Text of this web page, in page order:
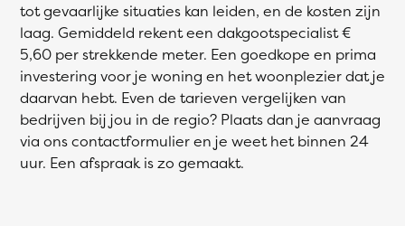
tot gevaarlijke situaties kan leiden, en de kosten zijn
laag. Gemiddeld rekent een dakgootspecialist €
5,60 per strekkende meter. Een goedkope en prima
investering voor je woning en het woonplezier dat je
daarvan hebt. Even de tarieven vergelijken van
bedrijven bij jou in de regio? Plaats dan je aanvraag
via ons contactformulier en je weet het binnen 24
uur. Een afspraak is zo gemaakt.